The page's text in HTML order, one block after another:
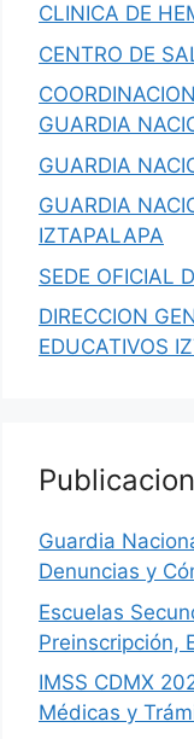
CLINICA DE
CENTRO DE
GUARDIA
GUARDIA
GUARDIA
IZTAPALAPA
SEDE OFICIAL
DIRECCION
EDUCATIVOS
Guardia
Denuncias y
Escuelas
Preinscripción,
IMSS CDMX
Médicas y